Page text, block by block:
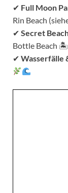
✔ Full Moon
Rin Beach
✔ Secret
Bottle Beach 🏝
✔ Wasserfälle